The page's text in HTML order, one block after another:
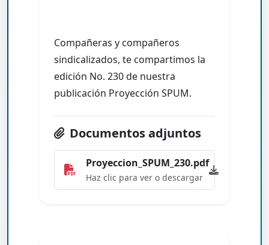
Compañeras y compañeros
sindicalizados, te compartimos la
edición No. 230 de nuestra
publicación Proyección SPUM.
Documentos adjuntos
Proyeccion_SPUM_230.pdf
Haz clic para ver o descargar